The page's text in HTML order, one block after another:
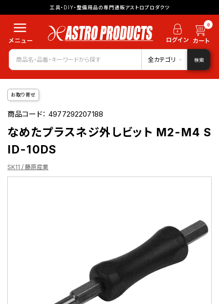
工具・DIY・整備用品の専門通販アストロプロダクツ
0
全カテゴリ 検索
お取り寄せ
商品コード：4977292207188
なめたプラスネジ外しビット M2-M4 S
ID-10DS
SK11 / 藤原産業